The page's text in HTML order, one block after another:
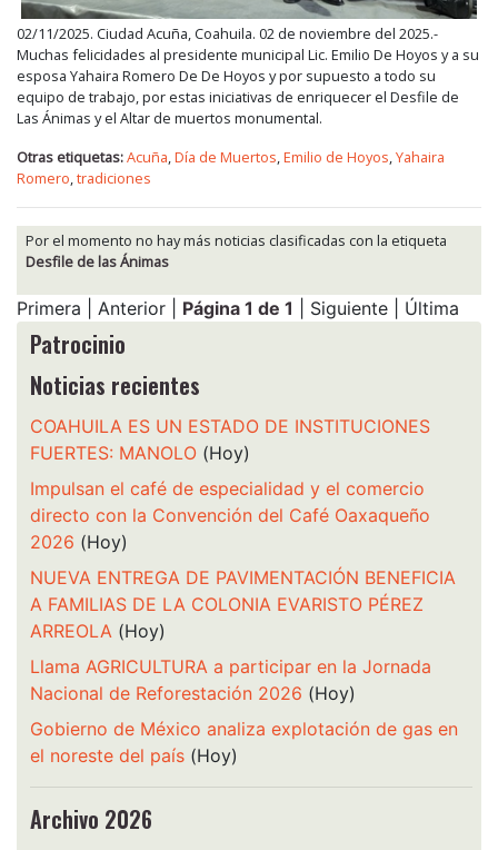
02/11/2025. Ciudad Acuña, Coahuila. 02 de noviembre del 2025.-
Muchas felicidades al presidente municipal Lic. Emilio De Hoyos y a su
esposa Yahaira Romero De De Hoyos y por supuesto a todo su
equipo de trabajo, por estas iniciativas de enriquecer el Desfile de
Las Ánimas y el Altar de muertos monumental.
Otras etiquetas:Acuña Día de Muertos Emilio de Hoyos Yahaira
Romero tradiciones
Por el momento no hay más noticias clasificadas con la etiqueta
Desfile de las Ánimas
Primera | Anterior | Página 1 de 1 | Siguiente | Última
Patrocinio
Noticias recientes
COAHUILA ES UN ESTADO DE INSTITUCIONES
FUERTES: MANOLO (Hoy)
Impulsan el café de especialidad y el comercio
directo con la Convención del Café Oaxaqueño
2026 (Hoy)
NUEVA ENTREGA DE PAVIMENTACIÓN BENEFICIA
A FAMILIAS DE LA COLONIA EVARISTO PÉREZ
ARREOLA (Hoy)
Llama AGRICULTURA a participar en la Jornada
Nacional de Reforestación 2026 (Hoy)
Gobierno de México analiza explotación de gas en
el noreste del país (Hoy)
Archivo 2026